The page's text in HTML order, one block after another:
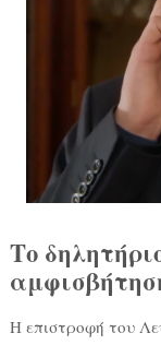
Το
Η επιστροφή του